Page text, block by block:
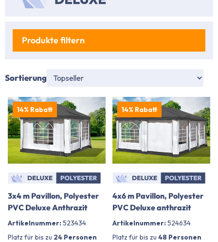
Produkte filtern
Sortierung
14% Rabatt
3x4 m Pavillon, Polyester
PVC Deluxe Anthrazit
Artikelnummer:523434
Platz für bis zu 24 Personen
14% Rabatt
4x6 m Pavillon, Polyester
PVC Deluxe anthrazit
Artikelnummer:524634
Platz für bis zu 48 Personen